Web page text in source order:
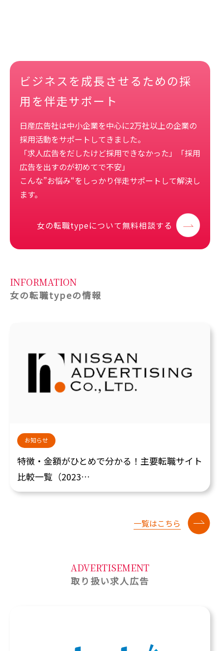
ビジネスを成長させるための採
用を伴走サポート
日産広告社は中小企業を中心に2万社以上の企業の
採用活動をサポートしてきました。
「求人広告をだしたけど採用できなかった」「採用
広告を出すのが初めてで不安」
こんな”お悩み“をしっかり伴走サポートして解決し
ます。
女の転職typeについて無料相談する
INFORMATION
女の転職typeの情報
お知らせ
特徴・金額がひとめで分かる！主要転職サイト
比較一覧（2023…
一覧はこちら
ADVERTISEMENT
取り扱い求人広告